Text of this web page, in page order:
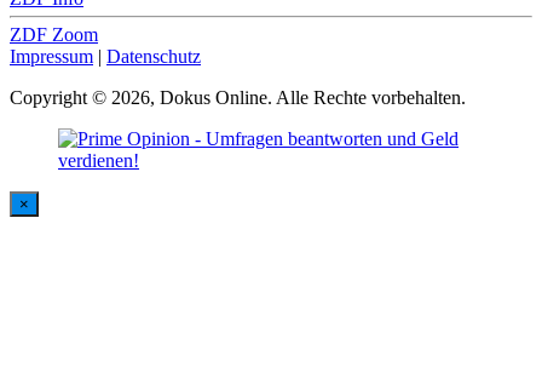
ZDF Zoom
Impressum | Datenschutz
Copyright © 2026, Dokus Online. Alle Rechte vorbehalten.
×